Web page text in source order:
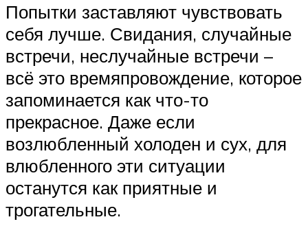
Попытки заставляют чувствовать
себя лучше. Свидания, случайные
встречи, неслучайные встречи –
всё это времяпровождение, которое
запоминается как что-то
прекрасное. Даже если
возлюбленный холоден и сух, для
влюбленного эти ситуации
останутся как приятные и
трогательные.